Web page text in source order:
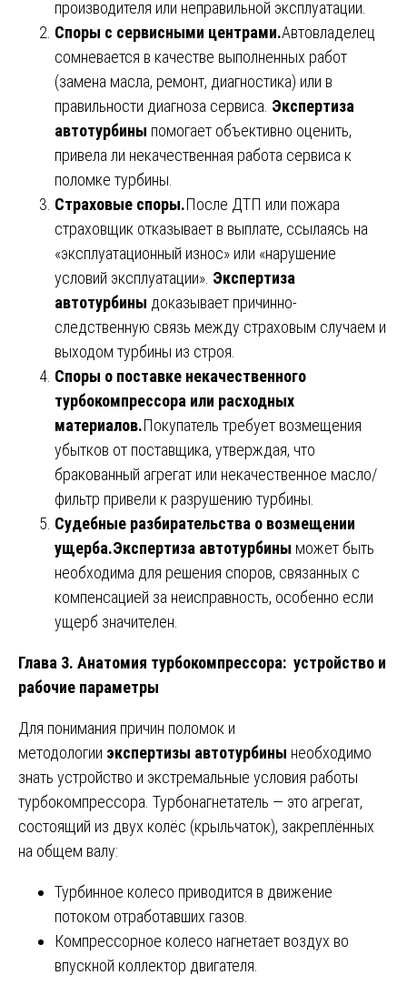
производителя или неправильной эксплуатации.
Споры с сервисными центрами.Автовладелец
сомневается в качестве выполненных работ
(замена масла, ремонт, диагностика) или в
правильности диагноза сервиса. Экспертиза
автотурбины помогает объективно оценить,
привела ли некачественная работа сервиса к
поломке турбины.
Страховые споры.После ДТП или пожара
страховщик отказывает в выплате, ссылаясь на
«эксплуатационный износ» или «нарушение
условий эксплуатации». Экспертиза
автотурбины доказывает причинно-
следственную связь между страховым случаем и
выходом турбины из строя.
Споры о поставке некачественного
турбокомпрессора или расходных
материалов.Покупатель требует возмещения
убытков от поставщика, утверждая, что
бракованный агрегат или некачественное масло/
фильтр привели к разрушению турбины.
Судебные разбирательства о возмещении
ущерба.Экспертиза автотурбины может быть
необходима для решения споров, связанных с
компенсацией за неисправность, особенно если
ущерб значителен.
Глава 3. Анатомия турбокомпрессора: устройство и
рабочие параметры
Для понимания причин поломок и
методологии экспертизы автотурбины необходимо
знать устройство и экстремальные условия работы
турбокомпрессора. Турбонагнетатель — это агрегат,
состоящий из двух колёс (крыльчаток), закреплённых
на общем валу:
Турбинное колесо приводится в движение
потоком отработавших газов.
Компрессорное колесо нагнетает воздух во
впускной коллектор двигателя.